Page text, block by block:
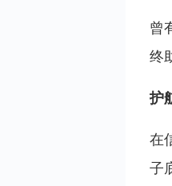
曾
终
护
在
子